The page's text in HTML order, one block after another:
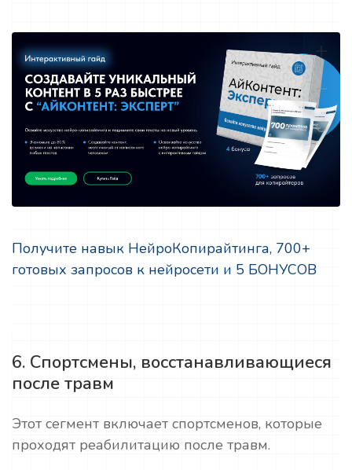
Получите навык НейроКопирайтинга, 700+
готовых запросов к нейросети и 5 БОНУСОВ
6. Спортсмены, восстанавливающиеся
после травм
Этот сегмент включает спортсменов, которые
проходят реабилитацию после травм.